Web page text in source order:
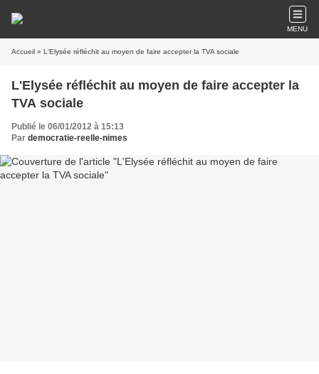
MENU
Accueil » L'Elysée réfléchit au moyen de faire accepter la TVA sociale
L'Elysée réfléchit au moyen de faire accepter la
TVA sociale
Publié le 06/01/2012 à 15:13
Par democratie-reelle-nimes